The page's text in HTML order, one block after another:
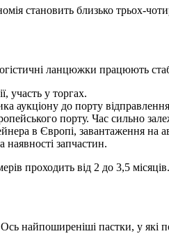
становить близько трьох-
ланцюжки працюють
участь у торгах.
аукціону до порту
порту. Час сильно
в Європі, завантаження на
наявності запчастин.
проходить від 2 до 3,5 місяців.
найпоширеніші пастки, у які